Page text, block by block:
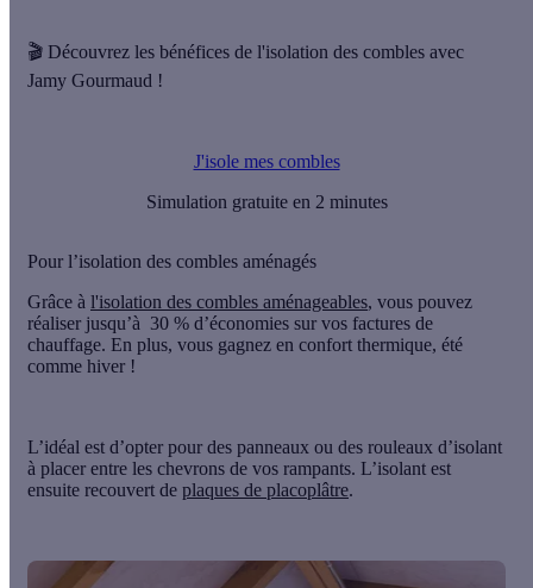
🎬 Découvrez les bénéfices de l'isolation des combles avec
Jamy Gourmaud !
J'isole mes combles
Simulation gratuite en 2 minutes
Pour l’isolation des combles aménagés
Grâce à l'isolation des combles aménageables, vous pouvez
réaliser jusqu’à 30 % d’économies sur vos factures de
chauffage. En plus, vous gagnez en confort thermique, été
comme hiver !
L’idéal est d’opter pour des panneaux ou des rouleaux d’isolant
à placer entre les chevrons de vos rampants. L’isolant est
ensuite recouvert de plaques de placoplâtre.